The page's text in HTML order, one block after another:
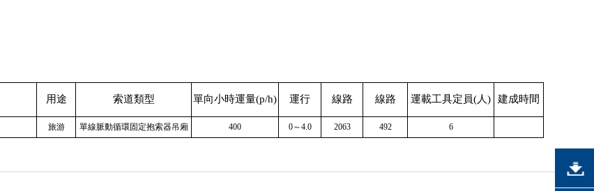
用途 索道類型 單向小時運量(p/h) 運行 線路 線路 運載工具定員(人) 建成時間
旅游 單線脈動循環固定抱索器吊廂 400 0～4.0 2063 492 6